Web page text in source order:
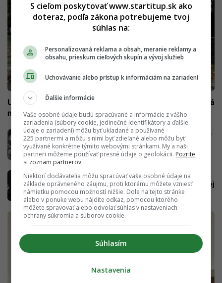
Učiteľ mal podľa rodičov obťažovať ich deti. Dievčat sa má
nevhodne dotýkať či chodiť za nimi na WC
Zisti, či bol Hitler najhorší diktátor sveta. Títo
netvori majú na svedomí milióny obetí
Sandra z Dejepis Inak: Kauzu plagiátorstvo
vnímam ako antikampaň a očierňovanie mojej
osoby
S cieľom poskytovať www.startitup.sk ako
doteraz, podľa zákona potrebujeme tvoj
súhlas na:
Personalizovaná reklama a obsah, meranie reklamy a
obsahu, prieskum cieľových skupín a vývoj služieb
Uchovávanie alebo prístup k informáciám na zariadení
Ďalšie informácie
Vaše osobné údaje budú spracúvané a informácie z vášho
zariadenia (súbory cookie, jedinečné identifikátory a ďalšie
údaje o zariadení) môžu byť ukladané a používané
225 partnermi a môžu s nimi byť zdieľané alebo môžu byť
využívané konkrétne týmito webovými stránkami. My a naši
partneri môžeme používať presné údaje o geolokácii. Pozrite
si zoznam partnerov.
Niektorí dodávatelia môžu spracúvať vaše osobné údaje na
základe oprávneného záujmu, proti ktorému môžete vzniesť
námietku pomocou možností nižšie. Dole na tejto stránke
alebo v ponuke webu nájdite odkaz, pomocou ktorého
môžete spravovať alebo odvolať súhlas v nastaveniach
ochrany súkromia a súborov cookie.
Súhlasím
Nastavenia